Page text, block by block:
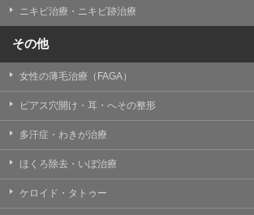
一般社団法人メディカルアライアンス
代表電話番号03-6459-0169
①共同して利用される情報
【取得する情報】に規定されている取得情
②共同して利用する者の範囲
【基本理念】に規定するTCBグループ
③共同利用する者の利用目的
ニキビ治療・ニキビ跡治療
その他
女性の薄毛治療（FAGA）
ピアス穴開け・耳・へその整形
多汗症・わきが治療
ほくろ除去・いぼ治療
ケロイド・タトゥー